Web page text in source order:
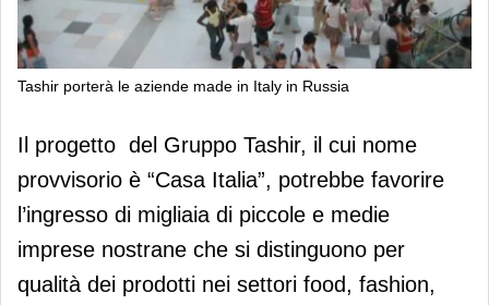
Tashir porterà le aziende made in Italy in Russia
Tashir porterà le aziende made in Italy
in Russia
Il progetto del Gruppo Tashir, il cui nome
provvisorio è “Casa Italia”, potrebbe favorire
l’ingresso di migliaia di piccole e medie
imprese nostrane che si distinguono per
qualità dei prodotti nei settori food, fashion,